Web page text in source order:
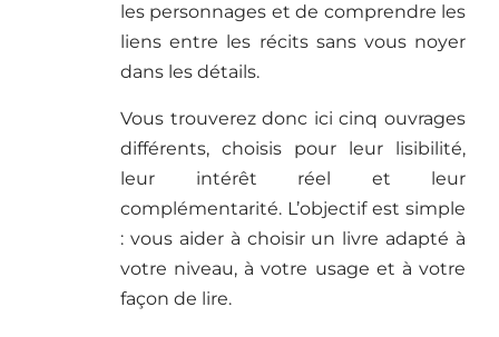
les personnages et de comprendre les
liens entre les récits sans vous noyer
dans les détails.
Vous trouverez donc ici cinq ouvrages
différents, choisis pour leur lisibilité,
leur intérêt réel et leur
complémentarité. L’objectif est simple
: vous aider à choisir un livre adapté à
votre niveau, à votre usage et à votre
façon de lire.